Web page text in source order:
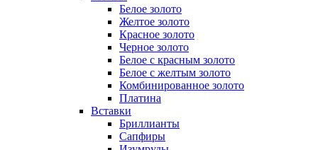
Белое золото
Желтое золото
Красное золото
Черное золото
Белое с красным золото
Белое с желтым золото
Комбинированное золото
Платина
Вставки
Бриллианты
Сапфиры